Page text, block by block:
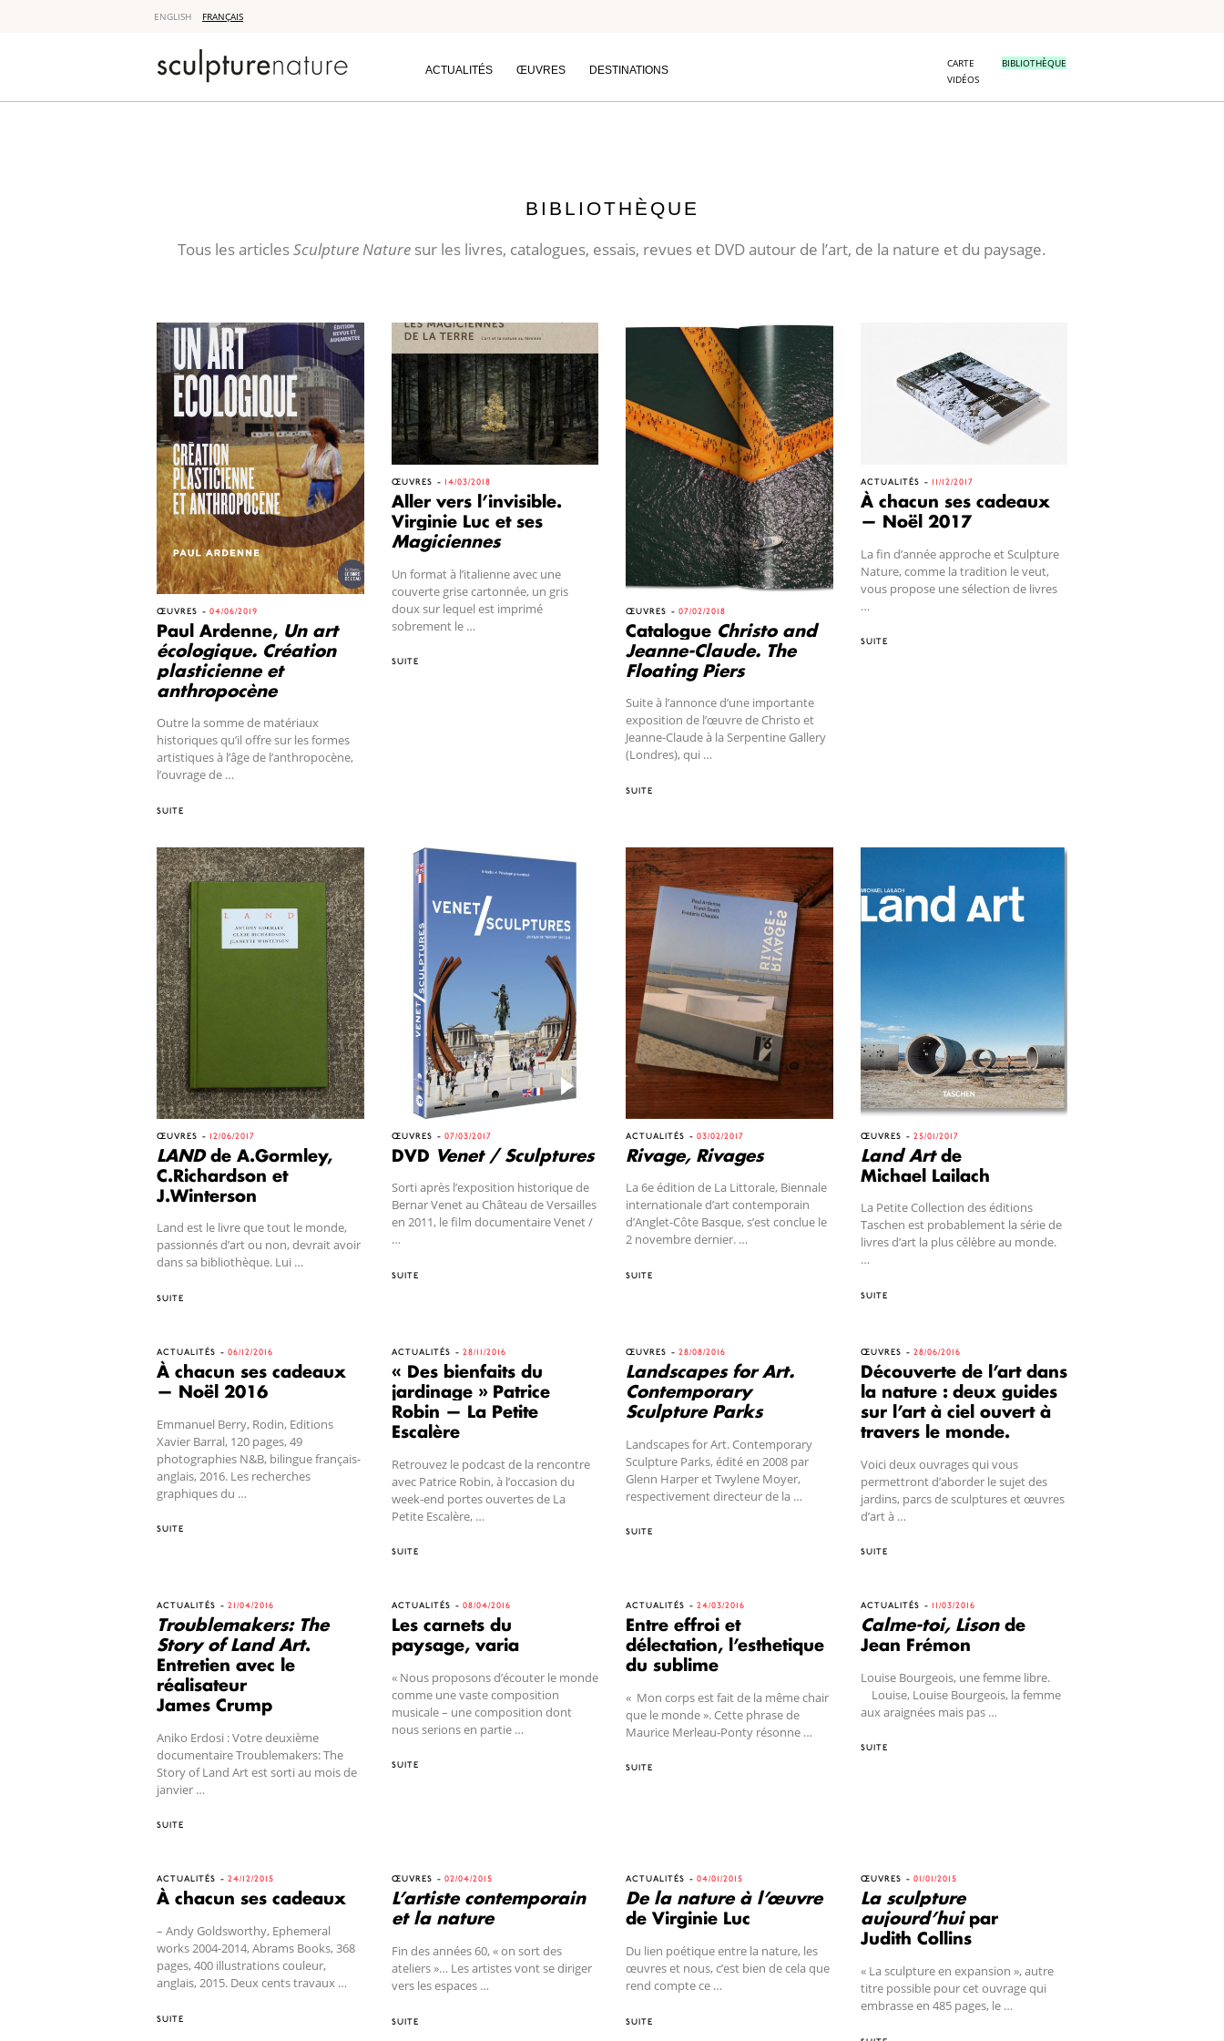
ENGLISH FRANÇAIS
ACTUALITÉS ŒUVRES DESTINATIONS
CARTE
BIBLIOTHÈQUE
VIDÉOS
BIBLIOTHÈQUE
Tous les articlesSculpture Nature sur les livres, catalogues, essais, revues et DVD autour de l’art, de la nature et du paysage.
ŒUVRES 04/06/2019
Paul Ardenne, Un art
écologique. Création
plasticienne et
anthropocène
Outre la somme de matériaux
historiques qu’il offre sur les formes
artistiques à l’âge de l’anthropocène,
l’ouvrage de …
SUITE
ŒUVRES 14/03/2018
Aller vers l’invisible.
Virginie Luc et ses
Magiciennes
Un format à l’italienne avec une
couverte grise cartonnée, un gris
doux sur lequel est imprimé
sobrement le …
SUITE
ŒUVRES 07/02/2018
Catalogue Christo and
Jeanne-Claude. The
Floating Piers
Suite à l’annonce d’une importante
exposition de l’œuvre de Christo et
Jeanne-Claude à la Serpentine Gallery
(Londres), qui …
SUITE
ACTUALITÉS 11/12/2017
À chacun ses cadeaux
— Noël 2017
La fin d’année approche et Sculpture
Nature, comme la tradition le veut,
vous propose une sélection de livres
…
SUITE
ŒUVRES 12/06/2017
LANDde A.Gormley,
C.Richardson et
J.Winterson
Land est le livre que tout le monde,
passionnés d’art ou non, devrait avoir
dans sa bibliothèque. Lui …
SUITE
ŒUVRES 07/03/2017
DVD Venet / Sculptures
Sorti après l’exposition historique de
Bernar Venet au Château de Versailles
en 2011, le film documentaire Venet /
…
SUITE
ACTUALITÉS 03/02/2017
Rivage, Rivages
La 6e édition de La Littorale, Biennale
internationale d’art contemporain
d’Anglet-Côte Basque, s’est conclue le
2 novembre dernier. …
SUITE
ŒUVRES 25/01/2017
Land Artde
Michael Lailach
La Petite Collection des éditions
Taschen est probablement la série de
livres d’art la plus célèbre au monde.
…
SUITE
ACTUALITÉS 06/12/2016
À chacun ses cadeaux
— Noël 2016
Emmanuel Berry, Rodin, Editions
Xavier Barral, 120 pages, 49
photographies N&B, bilingue français-
anglais, 2016. Les recherches
graphiques du …
SUITE
ACTUALITÉS 28/11/2016
« Des bienfaits du
jardinage » Patrice
Robin — La Petite
Escalère
Retrouvez le podcast de la rencontre
avec Patrice Robin, à l’occasion du
week-end portes ouvertes de La
Petite Escalère, …
SUITE
ŒUVRES 28/08/2016
Landscapes for Art.
Contemporary
Sculpture Parks
Landscapes for Art. Contemporary
Sculpture Parks, édité en 2008 par
Glenn Harper et Twylene Moyer,
respectivement directeur de la …
SUITE
ŒUVRES 28/06/2016
Découverte de l’art dans
la nature : deux guides
sur l’art à ciel ouvert à
travers le monde.
Voici deux ouvrages qui vous
permettront d’aborder le sujet des
jardins, parcs de sculptures et œuvres
d’art à …
SUITE
ACTUALITÉS 21/04/2016
Troublemakers: The
Story of Land Art.
Entretien avec le
réalisateur
James Crump
Aniko Erdosi : Votre deuxième
documentaire Troublemakers: The
Story of Land Art est sorti au mois de
janvier …
SUITE
ACTUALITÉS 08/04/2016
Les carnets du
paysage, varia
« Nous proposons d’écouter le monde
comme une vaste composition
musicale – une composition dont
nous serions en partie …
SUITE
ACTUALITÉS 24/03/2016
Entre effroi et
délectation, l’esthetique
du sublime
« Mon corps est fait de la même chair
que le monde ». Cette phrase de
Maurice Merleau-Ponty résonne …
SUITE
ACTUALITÉS 11/03/2016
Calme-toi, Lisonde
Jean Frémon
Louise Bourgeois, une femme libre.
Louise, Louise Bourgeois, la femme
aux araignées mais pas …
SUITE
ACTUALITÉS 24/12/2015
À chacun ses cadeaux
– Andy Goldsworthy, Ephemeral
works 2004-2014, Abrams Books, 368
pages, 400 illustrations couleur,
anglais, 2015. Deux cents travaux …
SUITE
ŒUVRES 02/04/2015
L’artiste contemporain
et la nature
Fin des années 60, « on sort des
ateliers »… Les artistes vont se diriger
vers les espaces …
SUITE
ACTUALITÉS 04/01/2015
De la nature à l’œuvre
de Virginie Luc
Du lien poétique entre la nature, les
œuvres et nous, c’est bien de cela que
rend compte ce …
SUITE
ŒUVRES 01/01/2015
La sculpture
aujourd’huipar
Judith Collins
« La sculpture en expansion », autre
titre possible pour cet ouvrage qui
embrasse en 485 pages, le …